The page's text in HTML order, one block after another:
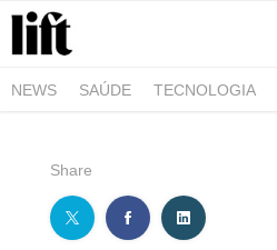
NEWS SAÚDE TECNOLOGIA
Share